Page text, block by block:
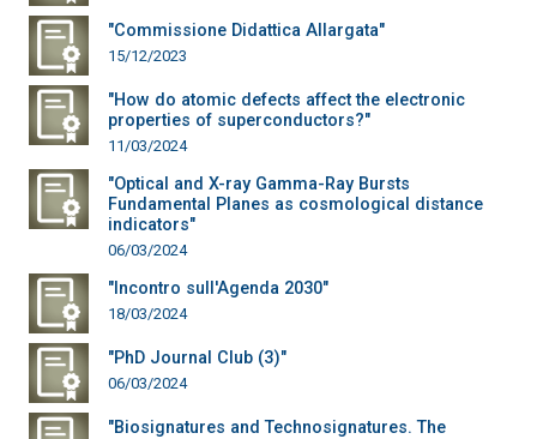
"Commissione Didattica Allargata"
15/12/2023
"How do atomic defects affect the electronic
properties of superconductors?"
11/03/2024
"Optical and X-ray Gamma-Ray Bursts
Fundamental Planes as cosmological distance
indicators"
06/03/2024
"Incontro sull'Agenda 2030"
18/03/2024
"PhD Journal Club (3)"
06/03/2024
"Biosignatures and Technosignatures. The